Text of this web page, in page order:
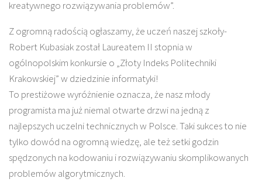
kreatywnego rozwiązywania problemów”.
Z ogromną radością ogłaszamy, że uczeń naszej szkoły-
Robert Kubasiak został Laureatem II stopnia w
ogólnopolskim konkursie o „Złoty Indeks Politechniki
Krakowskiej” w dziedzinie informatyki!
To prestiżowe wyróżnienie oznacza, że nasz młody
programista ma już niemal otwarte drzwi na jedną z
najlepszych uczelni technicznych w Polsce. Taki sukces to nie
tylko dowód na ogromną wiedzę, ale też setki godzin
spędzonych na kodowaniu i rozwiązywaniu skomplikowanych
problemów algorytmicznych.